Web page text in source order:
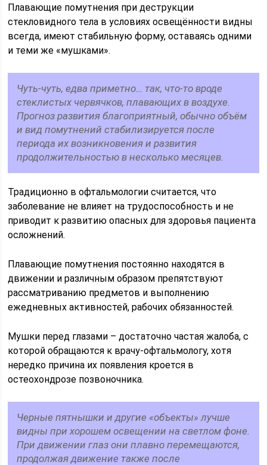
Плавающие помутнения при деструкции
стекловидного тела в условиях освещённости видны
всегда, имеют стабильную форму, оставаясь одними
и теми же «мушками».
Чуть-чуть, едва приметно… так, что-то вроде
стеклистых червячков, плавающих в воздухе.
Прогноз развития благоприятный, обычно объём
и вид помутнений стабилизируется после
периода их возникновения и развития
продолжительностью в несколько месяцев.
Традиционно в офтальмологии считается, что
заболевание не влияет на трудоспособность и не
приводит к развитию опасных для здоровья пациента
осложнений.
Плавающие помутнения постоянно находятся в
движении и различным образом препятствуют
рассматриванию предметов и выполнению
ежедневных активностей, рабочих обязанностей.
Мушки перед глазами – достаточно частая жалоба, с
которой обращаются к врачу-офтальмологу, хотя
нередко причина их появления кроется в
остеохондрозе позвоночника.
Черные пятнышки и другие «объекты» лучше
видны при хорошем освещении на светлом фоне.
При движении глаз они плавно перемещаются,
продолжая движение также после